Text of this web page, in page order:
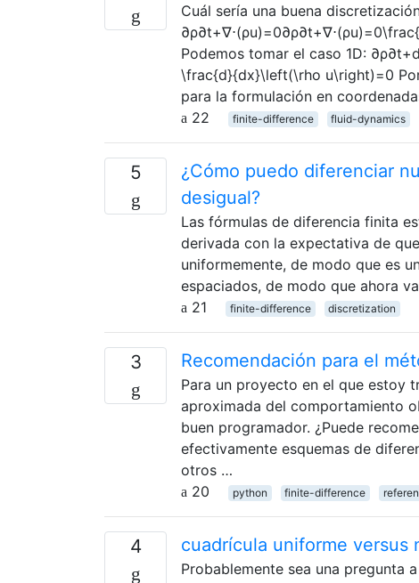
Cuál sería una buena
Podemos tomar el caso 1D:
\frac{d}{dx}\left(\rho u\right)=0
para la formulación en
22
finite-difference fluid-dynamics
5
¿Cómo puedo diferenciar
desigual?
Las fórmulas de diferencia finita
derivada con la expectativa de
uniformemente, de modo que es
espaciados, de modo que ahora
21
finite-difference discretization
3 Recomendación para el
Para un proyecto en el que estoy
aproximada del comportamiento
buen programador. ¿Puede
efectivamente esquemas de
otros …
20
python finite-difference
4 cuadrícula uniforme versus
Probablemente sea una pregunta